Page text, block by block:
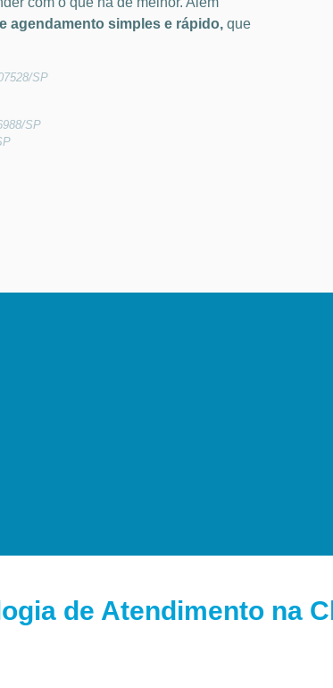
agendamento simples e rápido, que
SP
SP
de Atendimento na